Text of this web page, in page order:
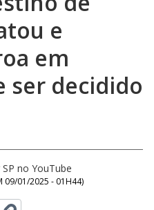
e
em
ser decidido
no YouTube
09/01/2025 - 01H44)